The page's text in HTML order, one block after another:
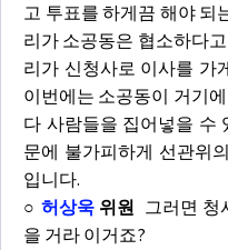
고 투표를 하게끔 해야 되
리가 소공동은 협소하다
리가 신청사로 이사를 가
이번에는 소공동이 거기
다 사람들을 집어넣을 수
문에 불가피하게 선관위
입니다.
○ 허상욱위원 그러면 청
을 거라 이거죠?